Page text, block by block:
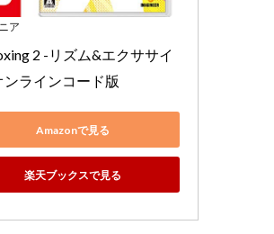
ア
2 -リズム&エクササイ
ンラインコード版
Amazonで見る
楽天ブックスで見る